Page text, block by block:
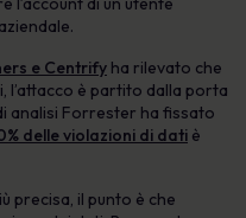
e Centrify ha rilevato che
l’attacco è partito dalla porta
analisi Forrester ha fissato
delle violazioni di dati è
precisa, il punto è che